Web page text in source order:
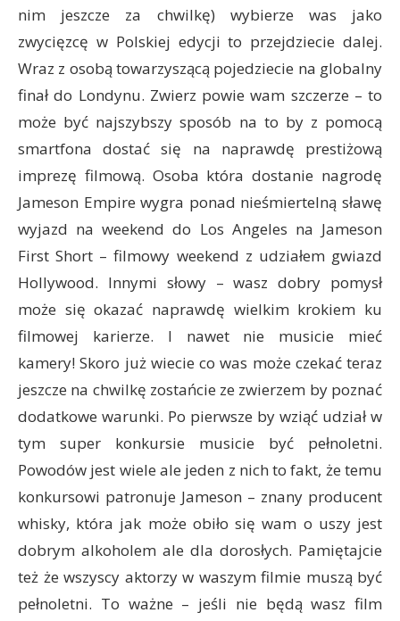
nim jeszcze za chwilkę) wybierze was jako
zwycięzcę w Polskiej edycji to przejdziecie dalej.
Wraz z osobą towarzyszącą pojedziecie na globalny
finał do Londynu. Zwierz powie wam szczerze – to
może być najszybszy sposób na to by z pomocą
smartfona dostać się na naprawdę prestiżową
imprezę filmową. Osoba która dostanie nagrodę
Jameson Empire wygra ponad nieśmiertelną sławę
wyjazd na weekend do Los Angeles na Jameson
First Short – filmowy weekend z udziałem gwiazd
Hollywood. Innymi słowy – wasz dobry pomysł
może się okazać naprawdę wielkim krokiem ku
filmowej karierze. I nawet nie musicie mieć
kamery! Skoro już wiecie co was może czekać teraz
jeszcze na chwilkę zostańcie ze zwierzem by poznać
dodatkowe warunki. Po pierwsze by wziąć udział w
tym super konkursie musicie być pełnoletni.
Powodów jest wiele ale jeden z nich to fakt, że temu
konkursowi patronuje Jameson – znany producent
whisky, która jak może obiło się wam o uszy jest
dobrym alkoholem ale dla dorosłych. Pamiętajcie
też że wszyscy aktorzy w waszym filmie muszą być
pełnoletni. To ważne – jeśli nie będą wasz film